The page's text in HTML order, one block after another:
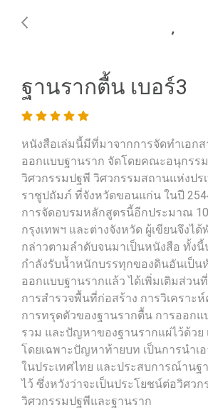
ฐานรากตื้น เบอร์3
หนังสือเล่มนี้มีที่มาจากการจัดทำเอก
ออกแบบฐานราก จัดโดยคณะอนุกรร
วิศวกรรมปฐพี วิศวกรรมสถานแห่งปร
ราชูปถัมภ์ ที่จังหวัดขอนแก่น ในปี
การจัดอบรมหลักสูตรนี้อีกประมาณ
กรุงเทพฯ และต่างจังหวัด ผู้เขียนจึงไ
กล่าวตามลำดับจนมาเป็นหนังสือ ทั้ง
กำลังรับน้ำหนักบรรทุกของดินอันเป็น
ออกแบบฐานรากแล้ว ได้เพิ่มเติมส่วน
การสำรวจพื้นที่ก่อสร้าง การวิเคราะ
การทรุดตัวของฐานรากตื้น การออก
รวม และปัญหาของฐานรากแผ่ไว้ด้วย
โดยเฉพาะปัญหาท้ายบท เป็นการนำเ
ในประเทศไทย และประสบการณ์านฐ
ไว้ ซึ่งหวังว่าจะเป็นประโยชน์ต่อวิศว
วิศวกรรมปฐพีและฐานราก